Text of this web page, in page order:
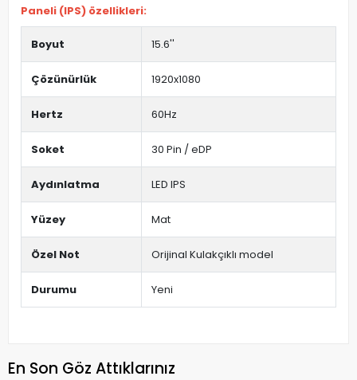
Paneli (IPS) özellikleri:
Boyut 15.6''
Çözünürlük 1920x1080
Hertz 60Hz
Soket 30 Pin / eDP
Aydınlatma LED IPS
Yüzey Mat
Özel Not Orijinal Kulakçıklı model
Durumu Yeni
En Son Göz Attıklarınız